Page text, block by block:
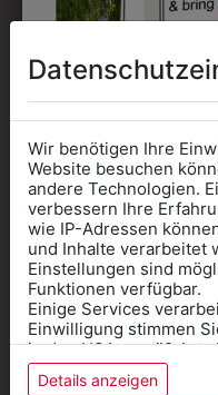
3JN659002
AUSSCHNITT
PULLOVER
€ 39,90
Wir benötigen Ihre
Website besuchen
andere Technologien.
verbessern Ihre
wie IP-Adressen
und Inhalte verarbeitet
Einstellungen sind
Funktionen verfügbar.
Einige Services
Einwilligung stimmen
in den USA gemäß Art.
stuft die USA als Land
ein, und es besteht
Details anzeigen
Kleidung
für die
Online Shop: Klick